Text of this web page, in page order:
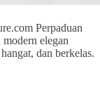
Perpaduan
elegan
dan berkelas.